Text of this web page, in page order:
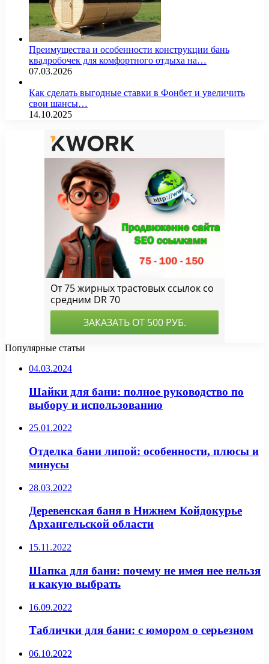
Преимущества и особенности конструкции бань
квадробочек для комфортного отдыха на…
07.03.2026
Как сделать выгодные ставки в Фонбет и увеличить
свои шансы…
14.10.2025
Популярные статьи
04.03.2024
Шайки для бани: полное руководство по
выбору и использованию
25.01.2022
Отделка бани липой: особенности, плюсы и
минусы
28.03.2022
Деревенская баня в Нижнем Койдокурье
Архангельской области
15.11.2022
Шапка для бани: почему не имея нее нельзя
и какую выбрать
16.09.2022
Таблички для бани: с юмором о серьезном
06.10.2022